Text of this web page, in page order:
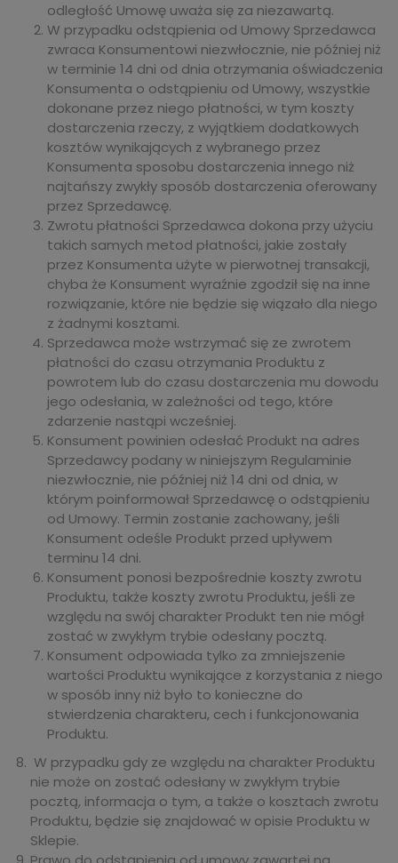
odległość Umowę uważa się za niezawartą.
W przypadku odstąpienia od Umowy Sprzedawca
zwraca Konsumentowi niezwłocznie, nie później niż
w terminie 14 dni od dnia otrzymania oświadczenia
Konsumenta o odstąpieniu od Umowy, wszystkie
dokonane przez niego płatności, w tym koszty
dostarczenia rzeczy, z wyjątkiem dodatkowych
kosztów wynikających z wybranego przez
Konsumenta sposobu dostarczenia innego niż
najtańszy zwykły sposób dostarczenia oferowany
przez Sprzedawcę.
Zwrotu płatności Sprzedawca dokona przy użyciu
takich samych metod płatności, jakie zostały
przez Konsumenta użyte w pierwotnej transakcji,
chyba że Konsument wyraźnie zgodził się na inne
rozwiązanie, które nie będzie się wiązało dla niego
z żadnymi kosztami.
Sprzedawca może wstrzymać się ze zwrotem
płatności do czasu otrzymania Produktu z
powrotem lub do czasu dostarczenia mu dowodu
jego odesłania, w zależności od tego, które
zdarzenie nastąpi wcześniej.
Konsument powinien odesłać Produkt na adres
Sprzedawcy podany w niniejszym Regulaminie
niezwłocznie, nie później niż 14 dni od dnia, w
którym poinformował Sprzedawcę o odstąpieniu
od Umowy. Termin zostanie zachowany, jeśli
Konsument odeśle Produkt przed upływem
terminu 14 dni.
Konsument ponosi bezpośrednie koszty zwrotu
Produktu, także koszty zwrotu Produktu, jeśli ze
względu na swój charakter Produkt ten nie mógł
zostać w zwykłym trybie odesłany pocztą.
Konsument odpowiada tylko za zmniejszenie
wartości Produktu wynikające z korzystania z niego
w sposób inny niż było to konieczne do
stwierdzenia charakteru, cech i funkcjonowania
Produktu.
W przypadku gdy ze względu na charakter Produktu
nie może on zostać odesłany w zwykłym trybie
pocztą, informacja o tym, a także o kosztach zwrotu
Produktu, będzie się znajdować w opisie Produktu w
Sklepie.